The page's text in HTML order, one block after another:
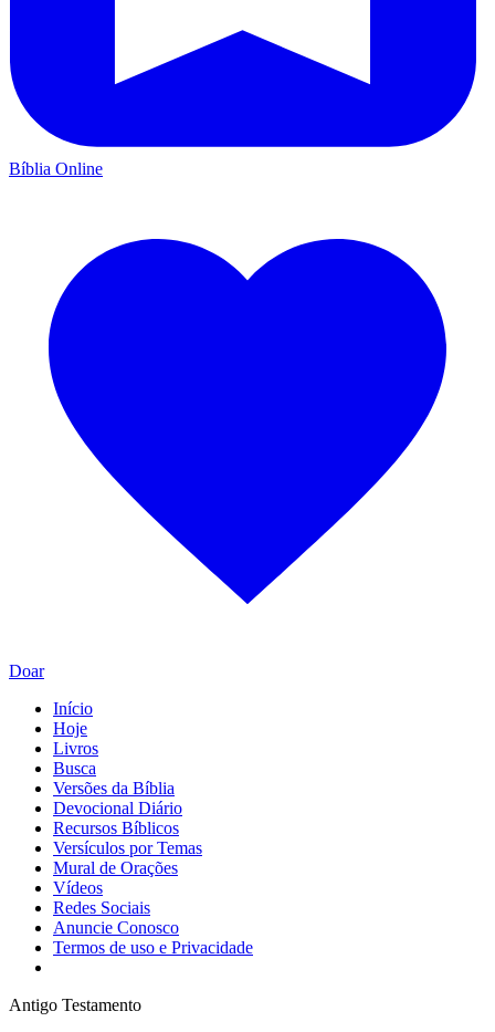
Bíblia Online
Doar
Início
Hoje
Livros
Busca
Versões da Bíblia
Devocional Diário
Recursos Bíblicos
Versículos por Temas
Mural de Orações
Vídeos
Redes Sociais
Anuncie Conosco
Termos de uso e Privacidade
Antigo Testamento